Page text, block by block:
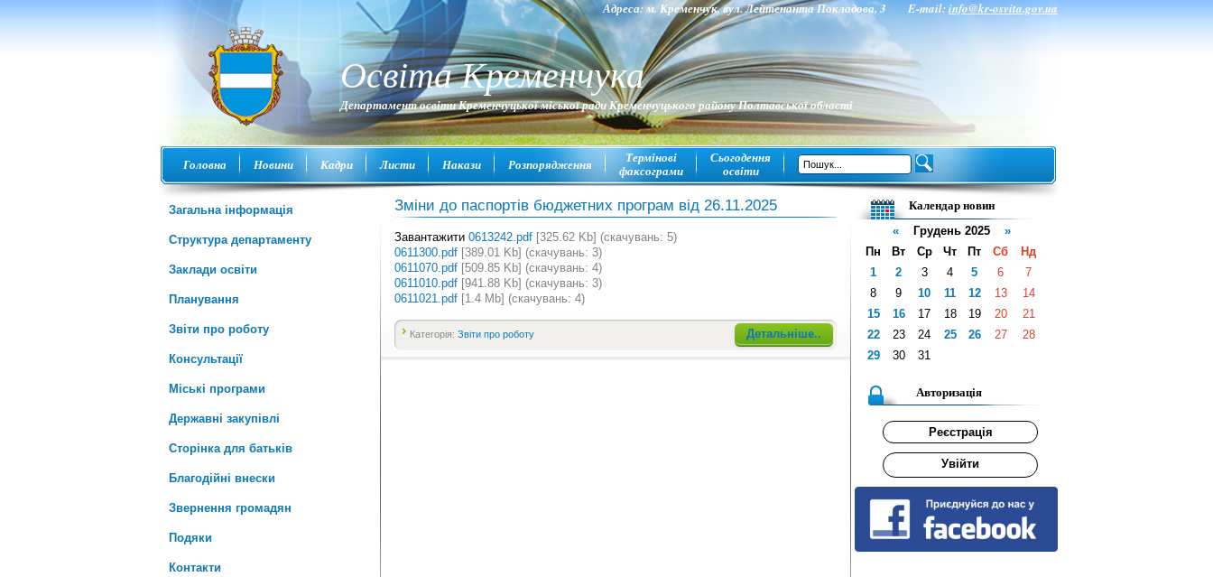
Адреса: м. Кременчук, вул. Лейтенанта Покладова, 3 E-mail:info@kr-osvita.gov.ua
Освіта Кременчука
Департамент освіти Кременчуцької міської ради Кременчуцького району Полтавської області
Головна Новини Кадри Листи Накази Розпорядження
Термінові
факсограми
Сьогодення
освіти
Загальна інформація
Структура департаменту
Заклади освіти
Планування
Звіти про роботу
Консультації
Міські програми
Державні закупівлі
Сторінка для батьків
Благодійні внески
Звернення громадян
Подяки
Контакти
Зміни до паспортів бюджетних програм від 26.11.2025
Завантажити 0613242.pdf [325.62 Kb] (cкачувань: 5)
0611300.pdf [389.01 Kb] (cкачувань: 3)
0611070.pdf [509.85 Kb] (cкачувань: 4)
0611010.pdf [941.88 Kb] (cкачувань: 3)
0611021.pdf [1.4 Mb] (cкачувань: 4)
Категорія: Звіти про роботу Детальніше..
Календар новин
«Грудень 2025 »
Пн
Вт Ср Чт Пт Сб
Нд
1
2 3 4 5 6
7
8
9 10 11 12 13
14
15
16 17 18 19 20
21
22
23 24 25 26 27
28
29
30 31
Авторизація
Реєстрація
Увійти